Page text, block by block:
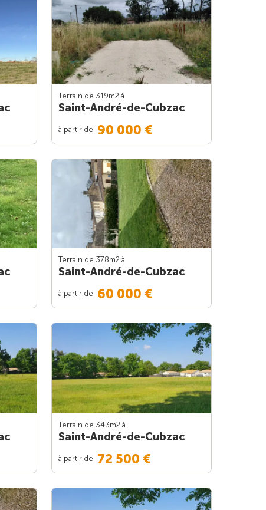
Terrain de 319m2 à
Saint-André-de-Cubzac
à partir de 90 000 €
Terrain de 378m2 à
Saint-André-de-Cubzac
à partir de 60 000 €
Terrain de 343m2 à
Saint-André-de-Cubzac
à partir de 72 500 €